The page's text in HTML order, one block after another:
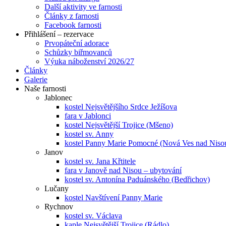
Další aktivity ve farnosti
Články z farnosti
Facebook farnosti
Přihlášení – rezervace
Prvopáteční adorace
Schůzky biřmovanců
Výuka náboženství 2026/27
Články
Galerie
Naše farnosti
Jablonec
kostel Nejsvětějšího Srdce Ježíšova
fara v Jablonci
kostel Nejsvětější Trojice (Mšeno)
kostel sv. Anny
kostel Panny Marie Pomocné (Nová Ves nad
Janov
kostel sv. Jana Křtitele
fara v Janově nad Nisou – ubytování
kostel sv. Antonína Paduánského (Bedřichov)
Lučany
kostel Navštívení Panny Marie
Rychnov
kostel sv. Václava